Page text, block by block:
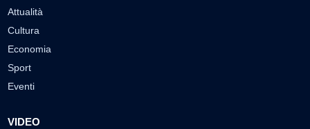
Attualità
Cultura
Economia
Sport
Eventi
VIDEO